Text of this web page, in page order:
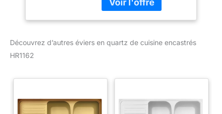
Terre de France
Découvrez d’autres éviers en quartz de cuisine encastrés
HR1162